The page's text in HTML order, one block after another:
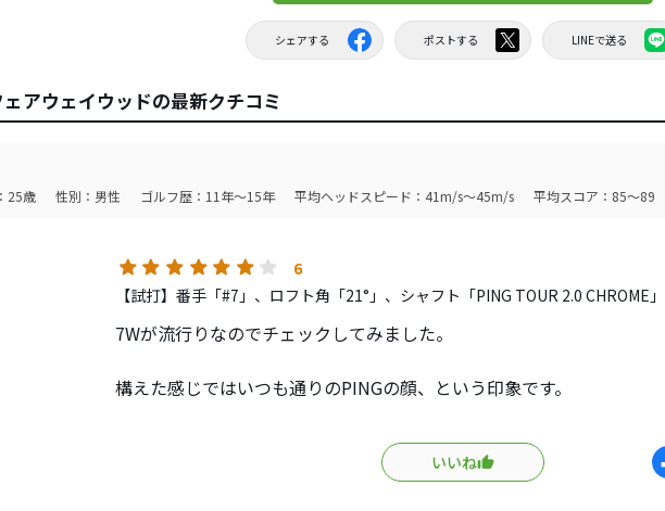
シェアする ポストする LINEで送る
アウェイウッドの最新クチコミ
25歳 性別：男性 ゴルフ歴：11年～15年 平均ヘッドスピード：41m/s～45m/s 平均スコア：85～89
6
【試打】番手「#7」、ロフト角「21°」、シャフト「PING TOUR 2.0 CHROME
7Wが流行りなのでチェックしてみました。
構えた感じではいつも通りのPINGの顔、という印象です。
G410よりは上下の打点ミスが明らかに減らせている印象ですが、
G440が悪いというよりはG430の完成度が高すぎるという感じです。こ
いいね